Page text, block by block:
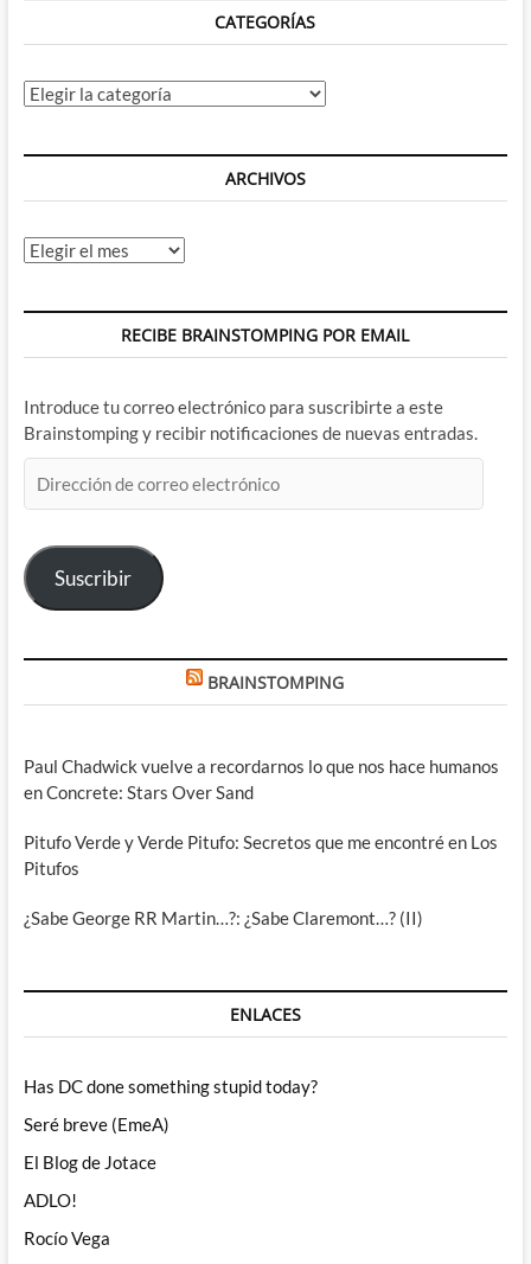
CATEGORÍAS
Categorías
ARCHIVOS
Archivos
RECIBE BRAINSTOMPING POR EMAIL
Introduce tu correo electrónico para suscribirte a este
Brainstomping y recibir notificaciones de nuevas entradas.
de
electrónico
Suscribir
BRAINSTOMPING
Paul Chadwick vuelve a recordarnos lo que nos hace humanos
en Concrete: Stars Over Sand
Pitufo Verde y Verde Pitufo: Secretos que me encontré en Los
Pitufos
¿Sabe George RR Martin…?: ¿Sabe Claremont…? (II)
ENLACES
Has DC done something stupid today?
Seré breve (EmeA)
El Blog de Jotace
ADLO!
Rocío Vega